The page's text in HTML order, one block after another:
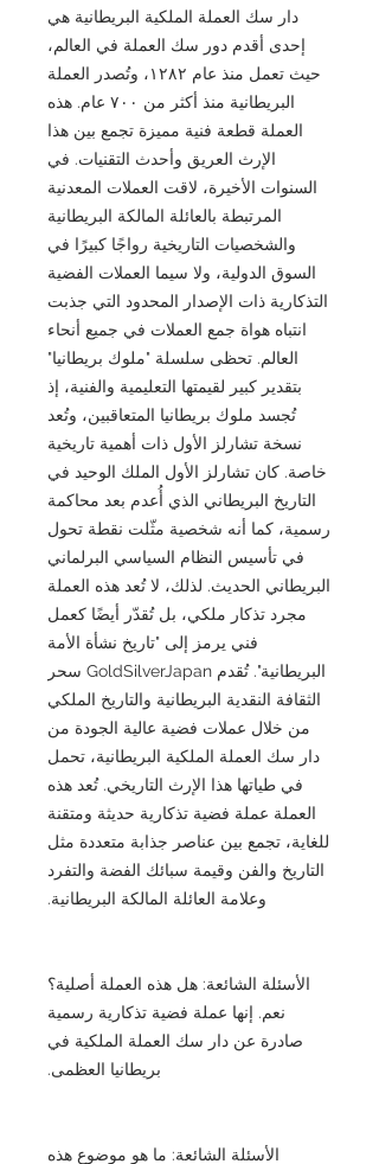
دار سك العملة الملكية البريطانية هي
إحدى أقدم دور سك العملة في العالم،
حيث تعمل منذ عام ١٢٨٢، وتُصدر العملة
البريطانية منذ أكثر من ٧٠٠ عام. هذه
العملة قطعة فنية مميزة تجمع بين هذا
الإرث العريق وأحدث التقنيات. في
السنوات الأخيرة، لاقت العملات المعدنية
المرتبطة بالعائلة المالكة البريطانية
والشخصيات التاريخية رواجًا كبيرًا في
السوق الدولية، ولا سيما العملات الفضية
التذكارية ذات الإصدار المحدود التي جذبت
انتباه هواة جمع العملات في جميع أنحاء
العالم. تحظى سلسلة "ملوك بريطانيا"
بتقدير كبير لقيمتها التعليمية والفنية، إذ
تُجسد ملوك بريطانيا المتعاقبين، وتُعد
نسخة تشارلز الأول ذات أهمية تاريخية
خاصة. كان تشارلز الأول الملك الوحيد في
التاريخ البريطاني الذي أُعدم بعد محاكمة
رسمية، كما أنه شخصية مثّلت نقطة تحول
في تأسيس النظام السياسي البرلماني
البريطاني الحديث. لذلك، لا تُعد هذه العملة
مجرد تذكار ملكي، بل تُقدّر أيضًا كعمل
فني يرمز إلى "تاريخ نشأة الأمة
البريطانية". تُقدم GoldSilverJapan سحر
الثقافة النقدية البريطانية والتاريخ الملكي
من خلال عملات فضية عالية الجودة من
دار سك العملة الملكية البريطانية، تحمل
في طياتها هذا الإرث التاريخي. تُعد هذه
العملة عملة فضية تذكارية حديثة ومتقنة
للغاية، تجمع بين عناصر جذابة متعددة مثل
التاريخ والفن وقيمة سبائك الفضة والتفرد
وعلامة العائلة المالكة البريطانية.
الأسئلة الشائعة: هل هذه العملة أصلية؟
نعم. إنها عملة فضية تذكارية رسمية
صادرة عن دار سك العملة الملكية في
بريطانيا العظمى.
الأسئلة الشائعة: ما هو موضوع هذه